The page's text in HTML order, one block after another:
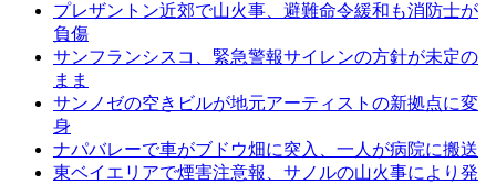
プレザントン近郊で山火事、避難命令緩和も消防士が
負傷
サンフランシスコ、緊急警報サイレンの方針が未定の
まま
サンノゼの空きビルが地元アーティストの新拠点に変
身
ナパバレーで車がブドウ畑に突入、一人が病院に搬送
東ベイエリアで煙害注意報、サノルの山火事により発